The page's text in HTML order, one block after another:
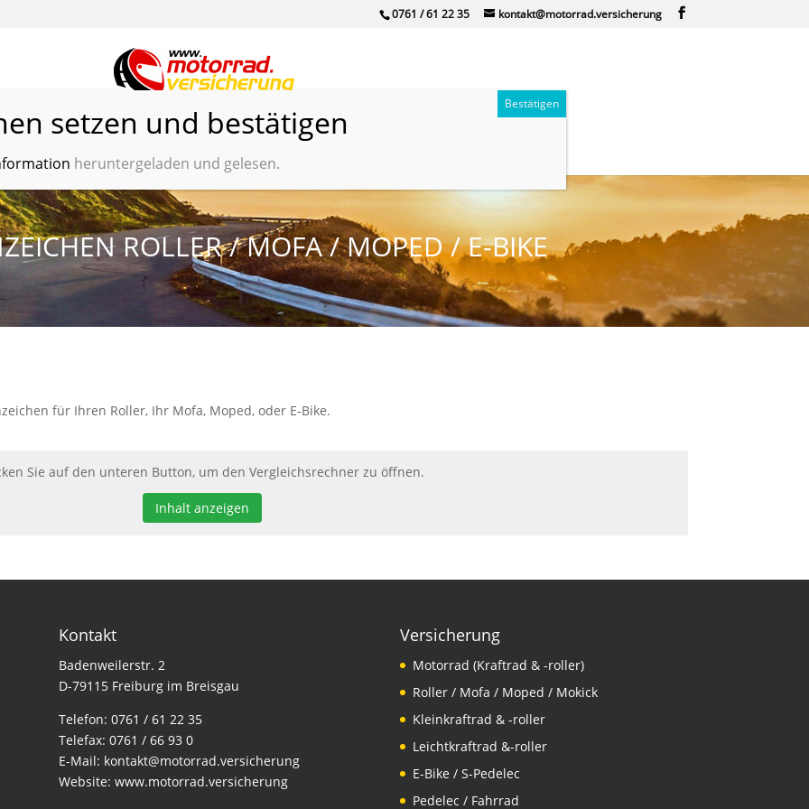
0761 / 61 22 35 kontakt@motorrad.versicherung
ROLLER / MOFA / MOPED / E-BIKE
für Ihren Roller, Ihr Mofa, Moped, oder E-Bike.
Sie auf den unteren Button, um den Vergleichsrechner zu öffnen.
Inhalt anzeigen
Kontakt
Badenweilerstr. 2
D-79115 Freiburg im Breisgau
Telefon: 0761 / 61 22 35
Telefax: 0761 / 66 93 0
E-Mail: kontakt@motorrad.versicherung
Website: www.motorrad.versicherung
Versicherung
Motorrad (Kraftrad & -roller)
Roller / Mofa / Moped / Mokick
Kleinkraftrad & -roller
Leichtkraftrad &-roller
E-Bike / S-Pedelec
Pedelec / Fahrrad
heruntergeladen und gelesen.